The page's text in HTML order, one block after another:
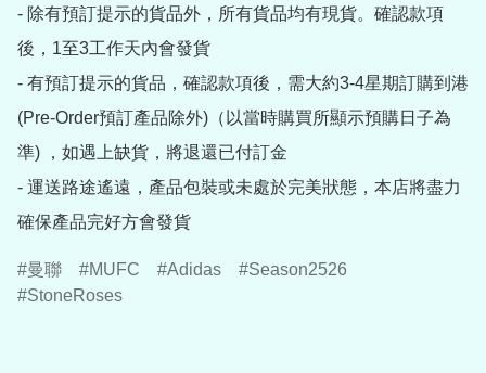
- 除有預訂提示的貨品外，所有貨品均有現貨。確認款項
後，1至3工作天內會發貨
- 有預訂提示的貨品，確認款項後，需大約3-4星期訂購到港
(Pre-Order預訂產品除外)（以當時購買所顯示預購日子為
準) ，如遇上缺貨，將退還已付訂金
- 運送路途遙遠，產品包裝或未處於完美狀態，本店將盡力
確保產品完好方會發貨
曼聯 MUFC Adidas
Season2526
StoneRoses